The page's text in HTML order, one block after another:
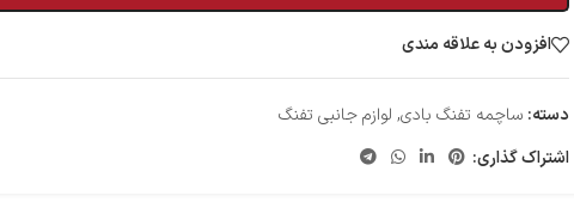
افزودن به علاقه مندی
دسته: ساچمه تفنگ بادی, لوازم جانبی تفنگ
اشتراک گذاری: